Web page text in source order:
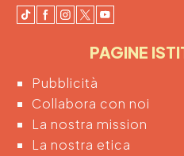
PAGINE
Pubblicità
Collabora con noi
La nostra mission
La nostra etica